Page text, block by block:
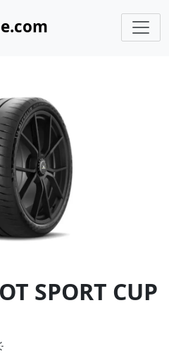
SPORT CUP